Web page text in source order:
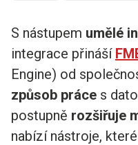
S nástupem umělé
integrace přináší
Engine) od
způsob práce s
postupně rozšiřuje
nabízí nástroje,